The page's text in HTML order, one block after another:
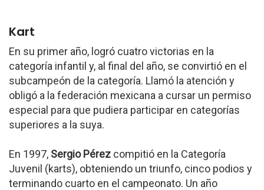
Kart
En su primer año, logró cuatro victorias en la
categoría infantil y, al final del año, se convirtió en el
subcampeón de la categoría. Llamó la atención y
obligó a la federación mexicana a cursar un permiso
especial para que pudiera participar en categorías
superiores a la suya.
En 1997, Sergio Pérez compitió en la Categoría
Juvenil (karts), obteniendo un triunfo, cinco podios y
terminando cuarto en el campeonato. Un año